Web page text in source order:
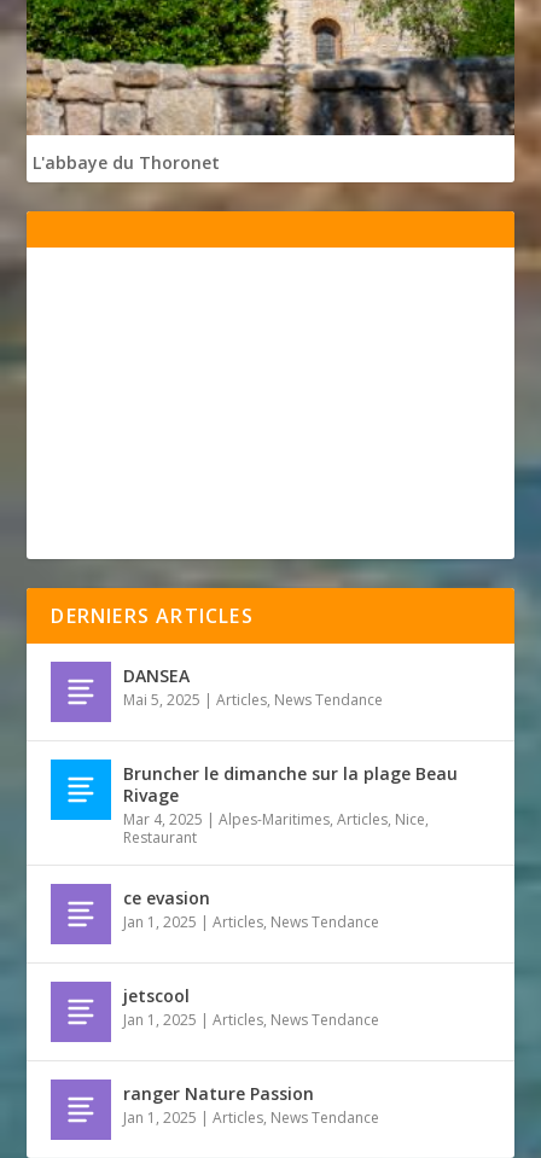
L'abbaye du Thoronet
DERNIERS ARTICLES
DANSEA
Mai 5, 2025 |Articles, News Tendance
Bruncher le dimanche sur la plage Beau
Rivage
Mar 4, 2025 |Alpes-Maritimes,Articles, Nice,
Restaurant
ce evasion
Jan 1, 2025 |Articles, News Tendance
jetscool
Jan 1, 2025 |Articles, News Tendance
ranger Nature Passion
Jan 1, 2025 |Articles, News Tendance